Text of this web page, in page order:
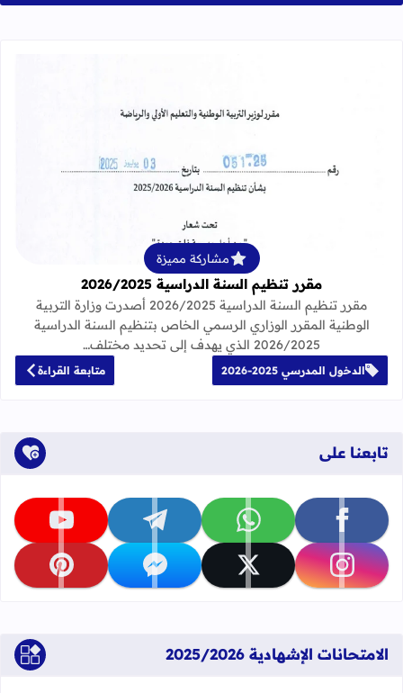
قراءة المزيد عن مقرر تنظيم السنة الدراسية
مشاركة مميزة
مقرر تنظيم السنة الدراسية 2026/2025
مقرر تنظيم السنة الدراسية 2026/2025 أصدرت وزارة التربية
الوطنية المقرر الوزاري الرسمي الخاص بتنظيم السنة الدراسية
2026/2025 الذي يهدف إلى تحديد مختلف…
الدخول المدرسي 2025-2026 متابعة القراءة
تابعنا على
تابعنا على facebook تابعنا على whatsapp تابعنا على telegram تابعنا على youtube
تابعنا على instagram تابعنا على x تابعنا على messenger تابعنا على pinterest
الامتحانات الإشهادية 2025/2026